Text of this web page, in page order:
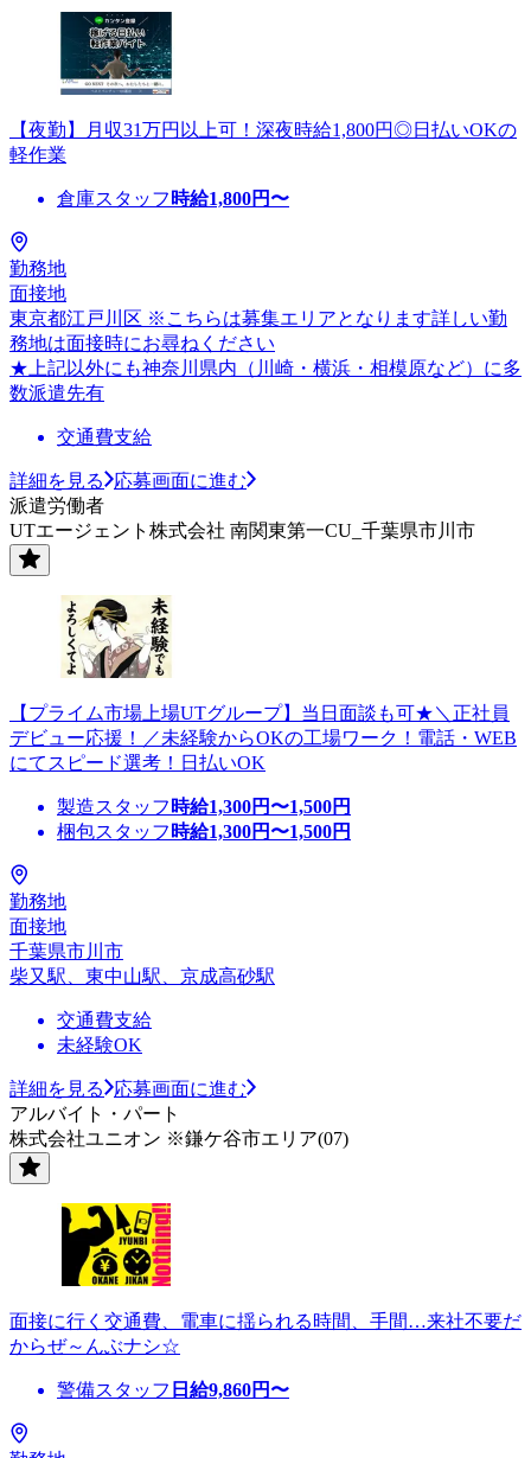
【夜勤】月収31万円以上可！深夜時給1,800円◎日払いOKの
軽作業
倉庫スタッフ 時給1,800円〜
勤務地
面接地
東京都江戸川区 ※こちらは募集エリアとなります詳しい勤
務地は面接時にお尋ねください
★上記以外にも神奈川県内（川崎・横浜・相模原など）に多
数派遣先有
交通費支給
詳細を見る
応募画面に進む
派遣労働者
UTエージェント株式会社 南関東第一CU_千葉県市川市
【プライム市場上場UTグループ】当日面談も可★＼正社員
デビュー応援！／未経験からOKの工場ワーク！電話・WEB
にてスピード選考！日払いOK
製造スタッフ 時給1,300円〜1,500円
梱包スタッフ 時給1,300円〜1,500円
勤務地
面接地
千葉県市川市
柴又駅、東中山駅、京成高砂駅
交通費支給
未経験OK
詳細を見る
応募画面に進む
アルバイト・パート
株式会社ユニオン ※鎌ケ谷市エリア(07)
面接に行く交通費、電車に揺られる時間、手間…来社不要だ
からぜ～んぶナシ☆
警備スタッフ 日給9,860円〜